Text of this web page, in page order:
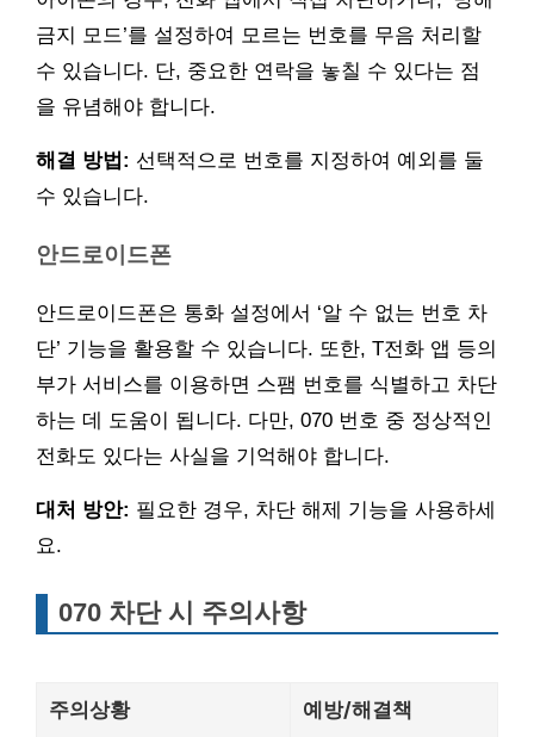
금지 모드’를 설정하여 모르는 번호를 무음 처리할
수 있습니다. 단, 중요한 연락을 놓칠 수 있다는 점
을 유념해야 합니다.
해결 방법: 선택적으로 번호를 지정하여 예외를 둘
수 있습니다.
안드로이드폰
안드로이드폰은 통화 설정에서 ‘알 수 없는 번호 차
단’ 기능을 활용할 수 있습니다. 또한, T전화 앱 등의
부가 서비스를 이용하면 스팸 번호를 식별하고 차단
하는 데 도움이 됩니다. 다만, 070 번호 중 정상적인
전화도 있다는 사실을 기억해야 합니다.
대처 방안: 필요한 경우, 차단 해제 기능을 사용하세
요.
070 차단 시 주의사항
주의상황 예방/해결책